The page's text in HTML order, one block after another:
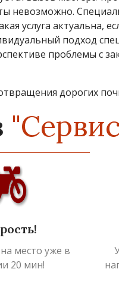
невозможно.
услуга актуальна,
подход
проблемы с
дорогих
место уже в
20 мин!